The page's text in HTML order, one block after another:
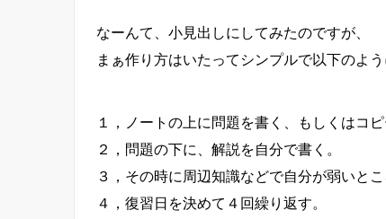
なーんて、小見出しにしてみたのですが、
まぁ作り方はいたってシンプルで以下のよう
１，ノートの上に問題を書く、もしくはコピ
２，問題の下に、解説を自分で書く。
３，その時に周辺知識などで自分が弱いと
４，復習日を決めて４回繰り返す。